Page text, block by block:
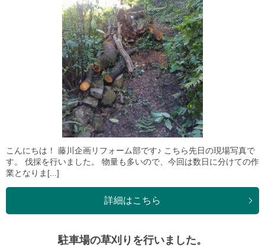
こんにちは！ 藤川企画リフォーム部です♪ こちら先日の現場写真で
す。 伐採を行いました。 物量も多いので、今回は数日に分けての作
業となりま[...]
詳細はこちら
駐車場の草刈りを行いました。